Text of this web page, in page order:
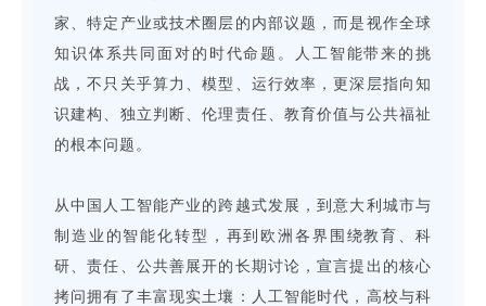
家、特定产业或技术圈层的内部议题，而是视作全球
知识体系共同面对的时代命题。人工智能带来的挑
战，不只关乎算力、模型、运行效率，更深层指向知
识建构、独立判断、伦理责任、教育价值与公共福祉
的根本问题。
从中国人工智能产业的跨越式发展，到意大利城市与
制造业的智能化转型，再到欧洲各界围绕教育、科
研、责任、公共善展开的长期讨论，宣言提出的核心
拷问拥有了丰富现实土壤：人工智能时代，高校与科